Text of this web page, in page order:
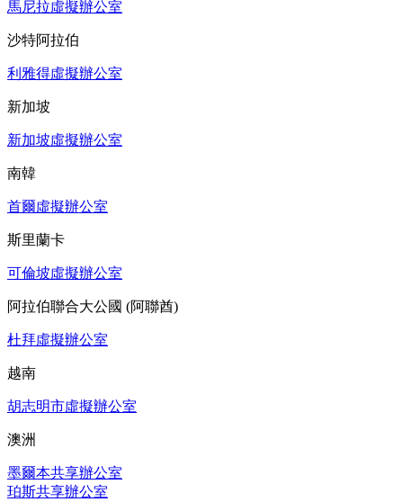
馬尼拉虛擬辦公室
沙特阿拉伯
利雅得虛擬辦公室
新加坡
新加坡虛擬辦公室
南韓
首爾虛擬辦公室
斯里蘭卡
可倫坡虛擬辦公室
阿拉伯聯合大公國 (阿聯酋)
杜拜虛擬辦公室
越南
胡志明市虛擬辦公室
澳洲
墨爾本共享辦公室
珀斯共享辦公室